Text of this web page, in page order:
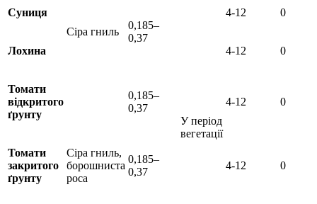
Суниця
Сіра гниль
0,185–
0,37
У період
вегетації
4-12 0
Лохина 4-12 0
Томати
відкритого
ґрунту
Сіра гниль,
борошниста
роса
0,185–
0,37
4-12 0
Томати
закритого
ґрунту
0,185–
0,37
4-12 0